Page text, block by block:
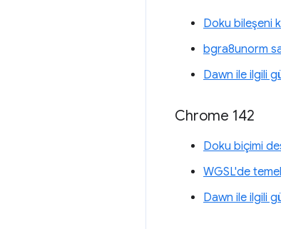
Doku bileşeni
bgra8unorm
Dawn ile ilgili
Chrome 142
Doku biçimi
WGSL'de
Dawn ile ilgili